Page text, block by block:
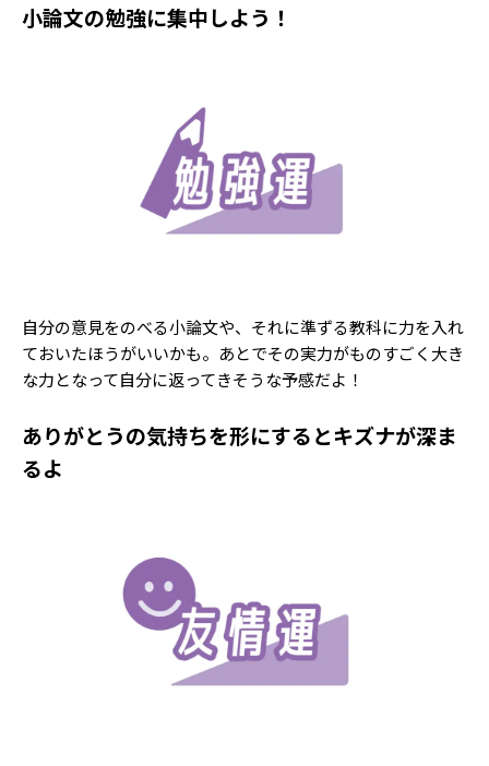
小論文の勉強に集中しよう！
自分の意見をのべる小論文や、それに準ずる教科に力を入れ
ておいたほうがいいかも。あとでその実力がものすごく大き
な力となって自分に返ってきそうな予感だよ！
ありがとうの気持ちを形にするとキズナが深ま
るよ